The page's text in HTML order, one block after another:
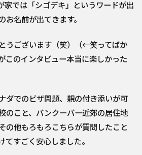
家では「シゴデキ」というワードが出
お名前が出てきます。
うございます（笑）（←笑ってばか
このインタビュー本当に楽しかった
ダでのビザ問題、親の付き添いが可
のこと、バンクーバー近郊の居住地
の他もろもろこちらが質問したこと
てすごく安心しました。